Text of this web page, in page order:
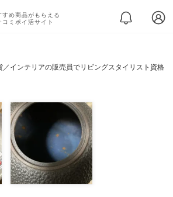
すめ商品がもらえる
コミポイ活サイト
インテリアの販売員でリビングスタイリスト資格